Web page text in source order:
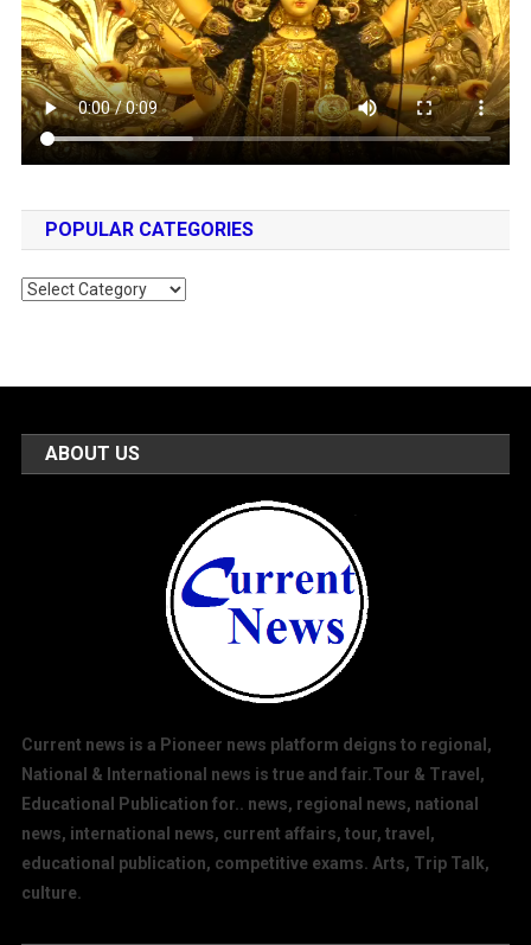
POPULAR CATEGORIES
Popular
ABOUT US
Current news is a Pioneer news platform deigns to regional,
National & International news is true and fair.Tour & Travel,
Educational Publication for.. news, regional news, national
news, international news, current affairs, tour, travel,
educational publication, competitive exams. Arts, Trip Talk,
culture.